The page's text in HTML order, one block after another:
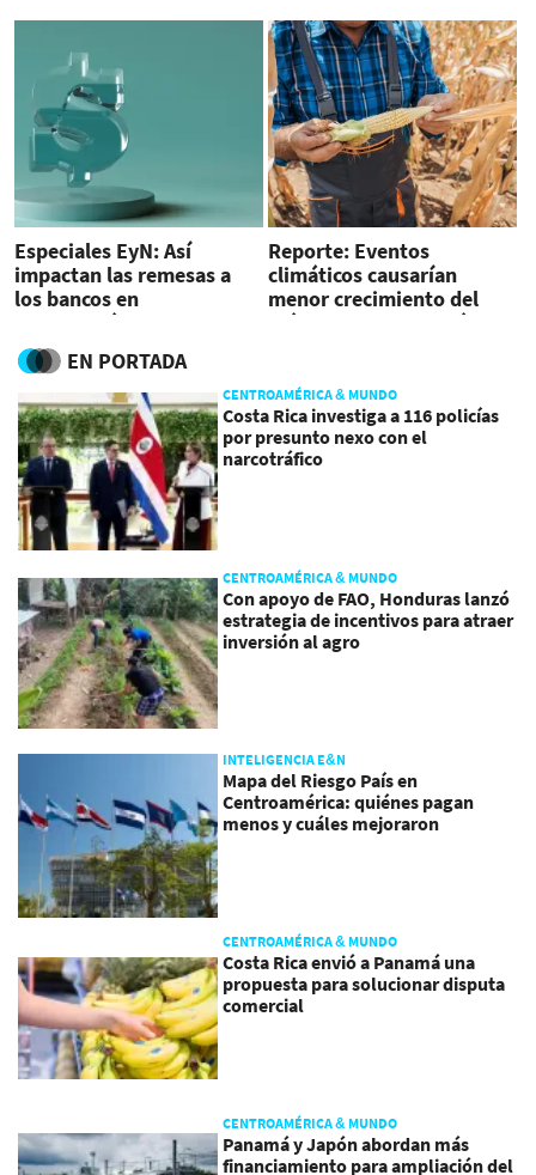
Especiales EyN: Así
impactan las remesas a
los bancos en
Centroamérica
Reporte: Eventos
climáticos causarían
menor crecimiento del
crédito en Latinoamérica
EN PORTADA
CENTROAMÉRICA & MUNDO
Costa Rica investiga a 116 policías
por presunto nexo con el
narcotráfico
CENTROAMÉRICA & MUNDO
Con apoyo de FAO, Honduras lanzó
estrategia de incentivos para atraer
inversión al agro
INTELIGENCIA E&N
Mapa del Riesgo País en
Centroamérica: quiénes pagan
menos y cuáles mejoraron
CENTROAMÉRICA & MUNDO
Costa Rica envió a Panamá una
propuesta para solucionar disputa
comercial
CENTROAMÉRICA & MUNDO
Panamá y Japón abordan más
financiamiento para ampliación del